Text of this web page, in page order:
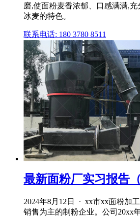
磨,使面粉麦香浓郁、口感满满,
冰麦的特色。
联系电话: 180 3780 8511
最新面粉厂实习报告（
2024年8月12日 · xx市xx面粉加
销售为主的制粉企业。公司20xx